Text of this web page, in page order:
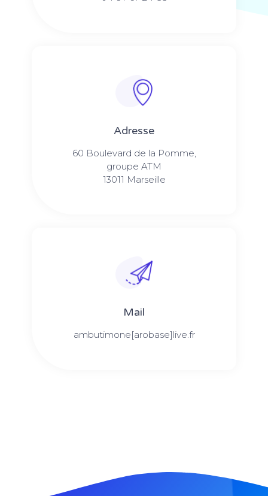
Adresse
60 Boulevard de la Pomme,
groupe ATM
13011 Marseille
Mail
ambutimone[arobase]live.fr